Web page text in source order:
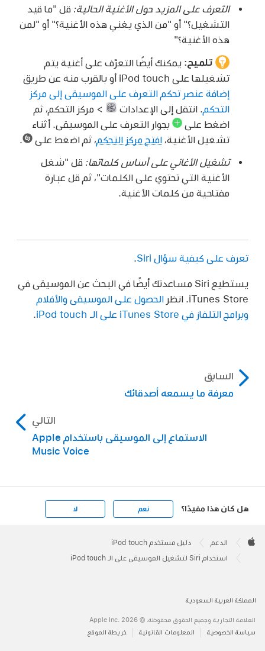
التعرف على المزيد حول الأغنية الحالية: قل "ما قيد
التشغيل؟" أو "من الذي يغني هذه الأغنية؟" أو "لمن
هذه الأغنية؟"
تلميح:يمكنك أيضًا التعرّف على أغنية يتم
تشغيلها على iPod touch أو بالقرب منه عن طريق
إضافة عنصر تحكم التعرف على الموسيقى إلى مركز
التحكم
. انتقل إلى الإعدادات
> مركز التحكم، ثم
اضغط على
بجوار التعرف على الموسيقى. أثناء
تشغيل الأغنية،افتح مركز التحكم، ثم اضغط على
تشغيل الأغاني على أساس كلماتها: قل "شغل
الأغنية التي تحتوي على الكلمات"، ثم قل عبارة
مفتاحية من كلمات الأغنية.
تعرف على كيفية سؤال Siri
يستطيع Siri مساعدتك أيضًا في البحث عن الموسيقى في
iTunes Store. انظر
الحصول على الموسيقى والأفلام
وبرامج التلفاز في iTunes Store على الـ iPod touch
السابق
معرفة ما يسمعه أصدقائك
التالي
الاستماع إلى الموسيقى باستخدام Apple
Music Voice
هل كان هذا مفيدًا؟ نعم لا
Footer

الدعم دليل مستخدم iPod touch
استخدام Siri لتشغيل الموسيقى على الـ iPod touch
المملكة العربية السعودية
العلامة التجارية وجميع الحقوق محفوظة. © 2026 ‏.Apple Inc
سياسة الخصوصية
المعلومات القانونية خريطة الموقع